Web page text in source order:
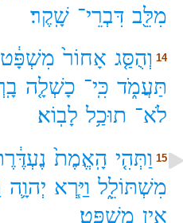
מִלֵּ֖ב דִּבְרֵי־ שָֽׁקֶר׃
14 וְהֻסַּ֤ג אָחוֹר֙ מִשְׁפָּ֔ט
תַּעֲמֹ֑ד כִּֽי־ כָשְׁלָ֤ה
לֹא־ תוּכַ֥ל לָבֽוֹא׃
15 וַתְּהִ֤י הָֽאֱמֶת֙
מִשְׁתּוֹלֵ֑ל וַיַּ֧רְא יְהוָ֛ה
אֵ֥ין מִשְׁפָּֽט׃